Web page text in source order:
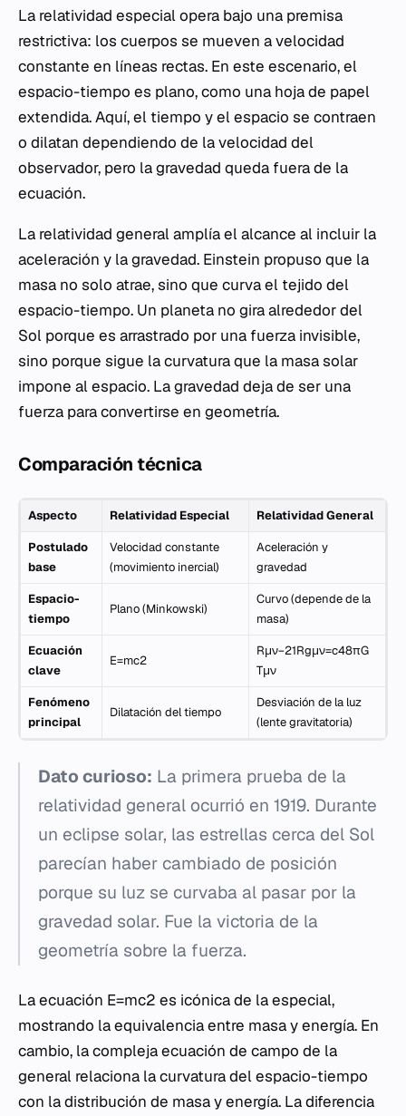
La relatividad especial opera bajo una premisa
restrictiva: los cuerpos se mueven a velocidad
constante en líneas rectas. En este escenario, el
espacio-tiempo es plano, como una hoja de papel
extendida. Aquí, el tiempo y el espacio se contraen
o dilatan dependiendo de la velocidad del
observador, pero la gravedad queda fuera de la
ecuación.
La relatividad general amplía el alcance al incluir la
aceleración y la gravedad. Einstein propuso que la
masa no solo atrae, sino que curva el tejido del
espacio-tiempo. Un planeta no gira alrededor del
Sol porque es arrastrado por una fuerza invisible,
sino porque sigue la curvatura que la masa solar
impone al espacio. La gravedad deja de ser una
fuerza para convertirse en geometría.
Comparación técnica
Aspecto Relatividad Especial Relatividad General
Postulado
base
Velocidad constante
(movimiento inercial)
Aceleración y
gravedad
Espacio-
tiempo
Plano (Minkowski)
Curvo (depende de la
masa)
Ecuación
clave
E=mc2
Rμν​−21​Rgμν​=c48πG​
Tμν​
Fenómeno
principal
Dilatación del tiempo
Desviación de la luz
(lente gravitatoria)
Dato curioso: La primera prueba de la
relatividad general ocurrió en 1919. Durante
un eclipse solar, las estrellas cerca del Sol
parecían haber cambiado de posición
porque su luz se curvaba al pasar por la
gravedad solar. Fue la victoria de la
geometría sobre la fuerza.
La ecuación E=mc2 es icónica de la especial,
mostrando la equivalencia entre masa y energía. En
cambio, la compleja ecuación de campo de la
general relaciona la curvatura del espacio-tiempo
con la distribución de masa y energía. La diferencia